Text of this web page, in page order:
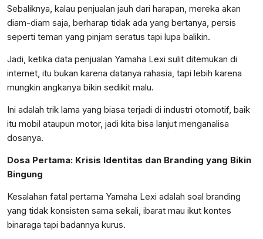
Sebaliknya, kalau penjualan jauh dari harapan, mereka akan
diam-diam saja, berharap tidak ada yang bertanya, persis
seperti teman yang pinjam seratus tapi lupa balikin.
Jadi, ketika data penjualan Yamaha Lexi sulit ditemukan di
internet, itu bukan karena datanya rahasia, tapi lebih karena
mungkin angkanya bikin sedikit malu.
Ini adalah trik lama yang biasa terjadi di industri otomotif, baik
itu mobil ataupun motor, jadi kita bisa lanjut menganalisa
dosanya.
Dosa Pertama: Krisis Identitas dan Branding yang Bikin
Bingung
Kesalahan fatal pertama Yamaha Lexi adalah soal branding
yang tidak konsisten sama sekali, ibarat mau ikut kontes
binaraga tapi badannya kurus.